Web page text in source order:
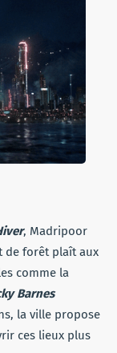
, Madripoor
de forêt plaît aux
comme la
Barnes
la ville propose
ces lieux plus